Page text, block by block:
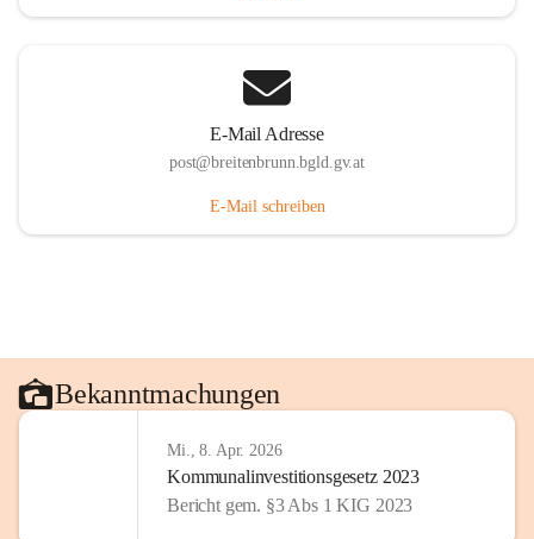
E-Mail Adresse
post@breitenbrunn.bgld.gv.at
E-Mail schreiben
Bekanntmachungen
Mi., 8. Apr. 2026
Kommunalinvestitionsgesetz 2023
Bericht gem. §3 Abs 1 KIG 2023